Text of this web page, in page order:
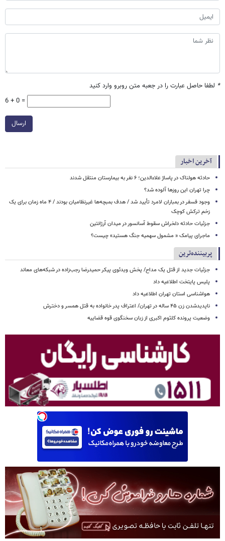
* لطفا حاصل عبارت را در جعبه متن روبرو وارد کنید
6 + 0 =
ارسال
آخرین اخبار
حادثه هولناک در پاساژ علاءالدین؛ ۶ نفر به بیمارستان منتقل شدند
چرا تهران این روزها آلوده شد؟
وجود فسفر در بمباران لامرد تأیید شد / هدف بمبچه‌ها غیرنظامیان بودند / ۴ ماه زمان برای یک
زخم ترکش کوچک
جزئیات حادثه دلخراش سقوط آسانسور در میدان آرژانتین
ماجرای پیامک « مشمول سهمیه جنگ هستید» چیست؟
پربیننده‌ترین
جزئیات جدید از قتل یک مداح/ پخش ویدئوی پیکر حمیدرضا رجب‌زاده در شبکه‌های معاند
پلیس پایتخت اطلاعیه داد
هواشناسی استان تهران اطلاعیه داد
ناپدیدشدن زن ۴۵ ساله در تهران/ اعتراف پدر خانواده به قتل همسر و دخترش
وضعیت پرونده کلثوم اکبری از زبان سخنگوی قوه قضاییه